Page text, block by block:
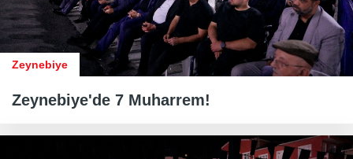
Zeynebiye
Zeynebiye'de 7 Muharrem!